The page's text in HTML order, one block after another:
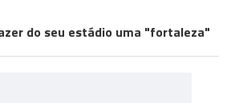
do seu estádio uma "fortaleza"